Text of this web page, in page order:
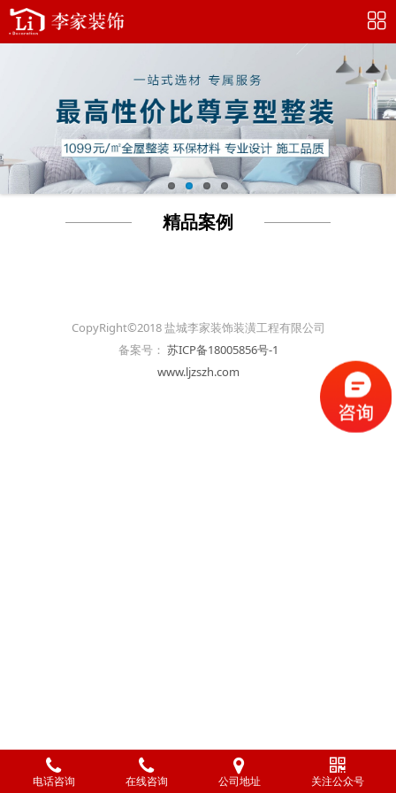
精品案例
CopyRight©2018 盐城李家装饰装潢工程有限公司
备案号： 苏ICP备18005856号-1
www.ljzszh.com
电话咨询 在线咨询 公司地址 关注公众号